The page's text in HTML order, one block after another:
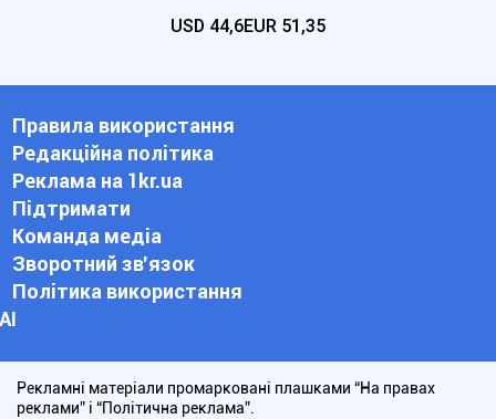
USD 44,6EUR 51,35
Правила використання
Редакційна політика
Реклама на 1kr.ua
Підтримати
Команда медіа
Зворотний зв'язок
Політика використання
АІ
Рекламні матеріали промарковані плашками “На правах
реклами” і “Політична реклама”.